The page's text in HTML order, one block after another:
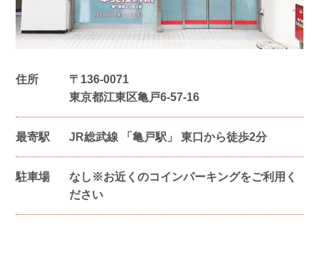
住所 〒 136-0071
東京都江東区亀戸6-57-16
最寄駅 JR総武線 「亀戸駅」 東口から徒歩2分
駐車場
なし※お近くのコインパーキングをご利用く
ださい